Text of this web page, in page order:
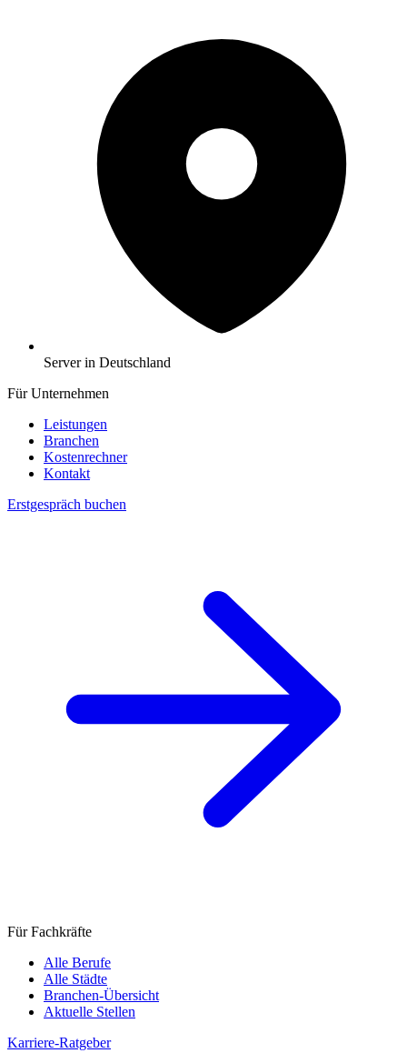
Server in Deutschland
Für Unternehmen
Leistungen
Branchen
Kostenrechner
Kontakt
Erstgespräch buchen
Für Fachkräfte
Alle Berufe
Alle Städte
Branchen-Übersicht
Aktuelle Stellen
Karriere-Ratgeber